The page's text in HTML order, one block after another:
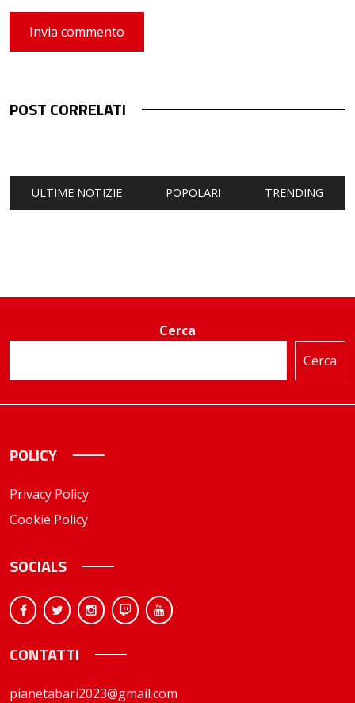
POST CORRELATI
ULTIME NOTIZIE POPOLARI TRENDING
Cerca
Cerca
POLICY
Privacy Policy
Cookie Policy
SOCIALS
CONTATTI
pianetabari2023@gmail.com